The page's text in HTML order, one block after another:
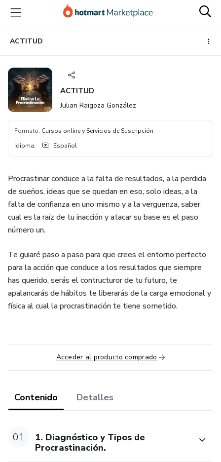
principal
página
de
página
ACTITUD
ACTITUD
Julian Raigoza González
Formato: Cursos online y Servicios de Suscripción
Idioma: Español
Procrastinar conduce a la falta de resultados, a la perdida
de sueños, ideas que se quedan en eso, solo ideas, a la
falta de confianza en uno mismo y a la verguenza, saber
cual es la raíz de tu inacción y atacar su base es el paso
número un.
Te guiaré paso a paso para que crees el entorno perfecto
para la acción que conduce a los resultados que siempre
has querido, serás el contructuror de tu futuro, te
apalancarás de hábitos te liberarás de la carga emocional y
física al cual la procrastinación te tiene sometido.
Acceder al producto comprado
Contenido Detalles
01
1. Diagnóstico y Tipos de
Procrastinación.